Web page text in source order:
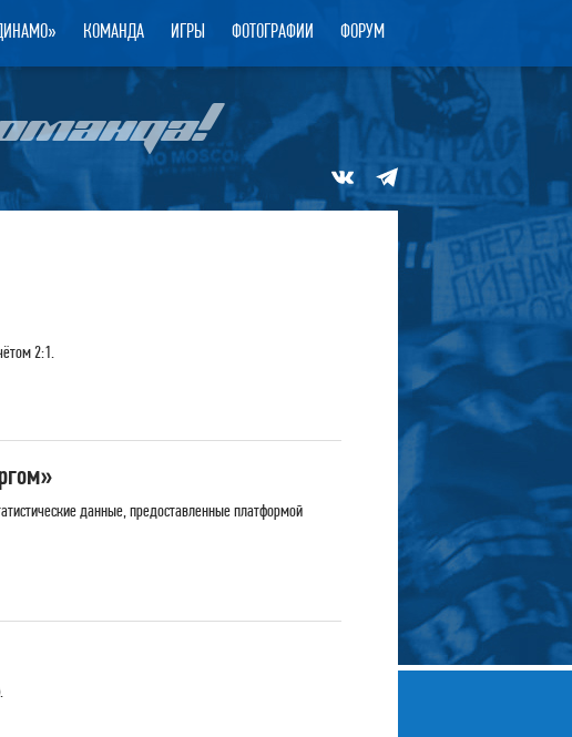
КОМАНДА ИГРЫ ФОТОГРАФИИ ФОРУМ
2:1.
данные, предоставленные платформой